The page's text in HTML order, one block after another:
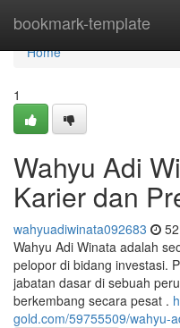
bookmark-template
Home
Home
1
Wahyu Adi
Karier dan
wahyuadiwinata092683
Wahyu Adi Winata adalah
pelopor di bidang investasi.
jabatan dasar di sebuah
berkembang secara pesat .
gold.com/59755509/wahyu-